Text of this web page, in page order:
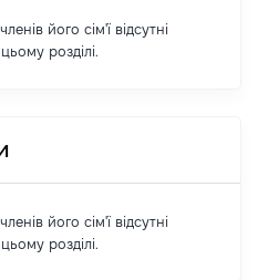
його сім'ї відсутні
розділі.
його сім'ї відсутні
розділі.